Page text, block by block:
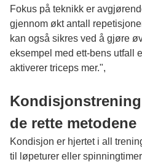
Fokus på teknikk er
gjennom økt antall
kan også sikres ved å gjøre
eksempel med ett-bens utfall
aktiverer triceps mer.",
de rette metodene
Kondisjon er hjertet i all
til løpeturer eller